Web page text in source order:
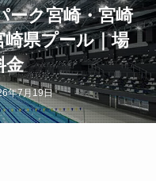
ーク宮崎・宮崎
県プール｜場
金
年7月19日